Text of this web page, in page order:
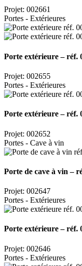
Projet: 002661
Portes - Extérieures
Porte extérieure – réf.
Projet: 002655
Portes - Extérieures
Porte extérieure – réf.
Projet: 002652
Portes - Cave à vin
Porte de cave à vin –
Projet: 002647
Portes - Extérieures
Porte extérieure – réf.
Projet: 002646
Portes - Extérieures